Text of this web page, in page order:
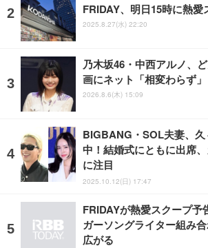
FRIDAY、明日15時に熱愛
2025.8.27(水) 22:20
乃木坂46・中西アルノ、
画にネット「相変わらず
2026.8.6(木) 15:09
BIGBANG・SOL夫妻、
中！結婚式にともに出席
に注目
2025.10.12(日) 17:47
FRIDAYが熱愛スクープ予
ガーソングライター組み
広がる